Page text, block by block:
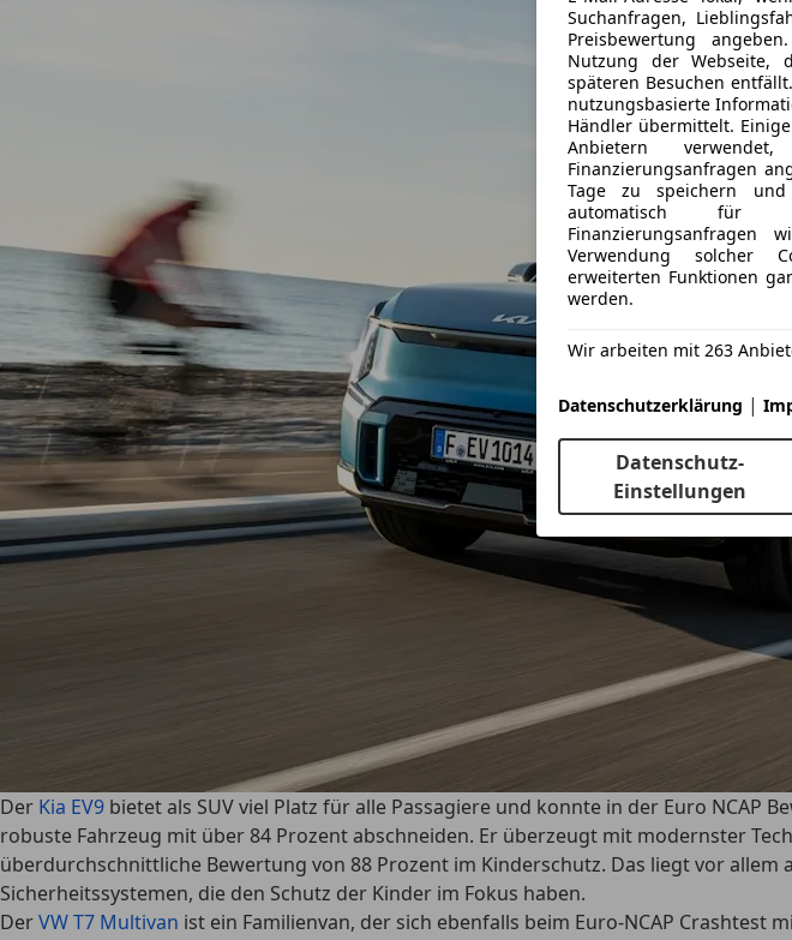
Suchanfragen,
Preisbewertung
Nutzung der Webseite,
späteren Besuchen
nutzungsbasierte
Händler übermittelt.
Anbietern
Finanzierungsanfragen
Tage zu speichern
automatisch für
Finanzierungsanfragen
Verwendung solcher
erweiterten Funktionen
werden.
Wir arbeiten mit 263
Datenschutzerklärung |
Datenschutz-
Einstellungen
Der Kia EV9 bietet als SUV viel Platz für alle Passagiere und konnte in der Euro NCAP
robuste Fahrzeug mit über 84 Prozent abschneiden. Er überzeugt mit modernster
überdurchschnittliche Bewertung von 88 Prozent im Kinderschutz. Das liegt vor
Sicherheitssystemen, die den Schutz der Kinder im Fokus haben.
DerVW T7 Multivan ist ein Familienvan, der sich ebenfalls beim Euro-NCAP Crashtest